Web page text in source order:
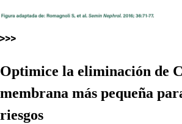
Optimice la eliminación de
membrana más pequeña
riesgos